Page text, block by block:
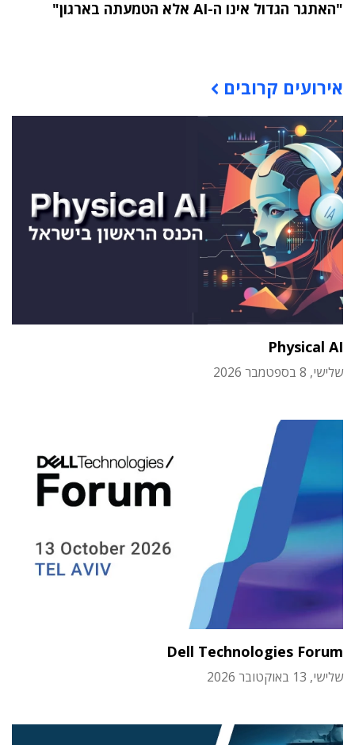
"האתגר הגדול אינו ה-AI אלא הטמעתה בארגון"
אירועים קרובים
Physical AI
שלישי, 8 בספטמבר 2026
Dell Technologies Forum
שלישי, 13 באוקטובר 2026